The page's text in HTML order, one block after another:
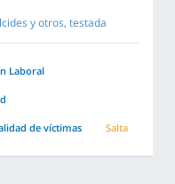
y otros, testada
Laboral
de víctimas Salta